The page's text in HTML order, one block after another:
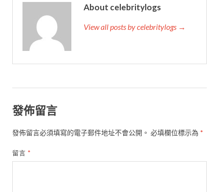
About celebritylogs
View all posts by celebritylogs →
發佈留言
發佈留言必須填寫的電子郵件地址不會公開。 必填欄位標示為 *
留言*